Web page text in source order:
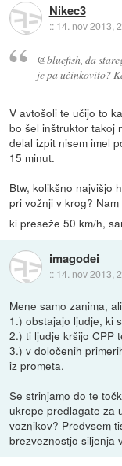
Nikec3
:: 14. nov 2013,
@bluefish, da
je pa učinkovito?
V avtošoli te učijo to
bo šel inštruktor takoj
delal izpit nisem imel
15 minut.
Btw, kolikšno najvišjo
pri vožnji v krog?
ki preseže 50 km/h,
imagodei
:: 14. nov 2013,
Mene samo zanima,
1.) obstajajo ljudje, ki
2.) ti ljudje kršijo CPP
3.) v določenih
iz prometa.
Se strinjamo do te
ukrepe predlagate za
voznikov? Predvsem
brezveznostjo siljenja